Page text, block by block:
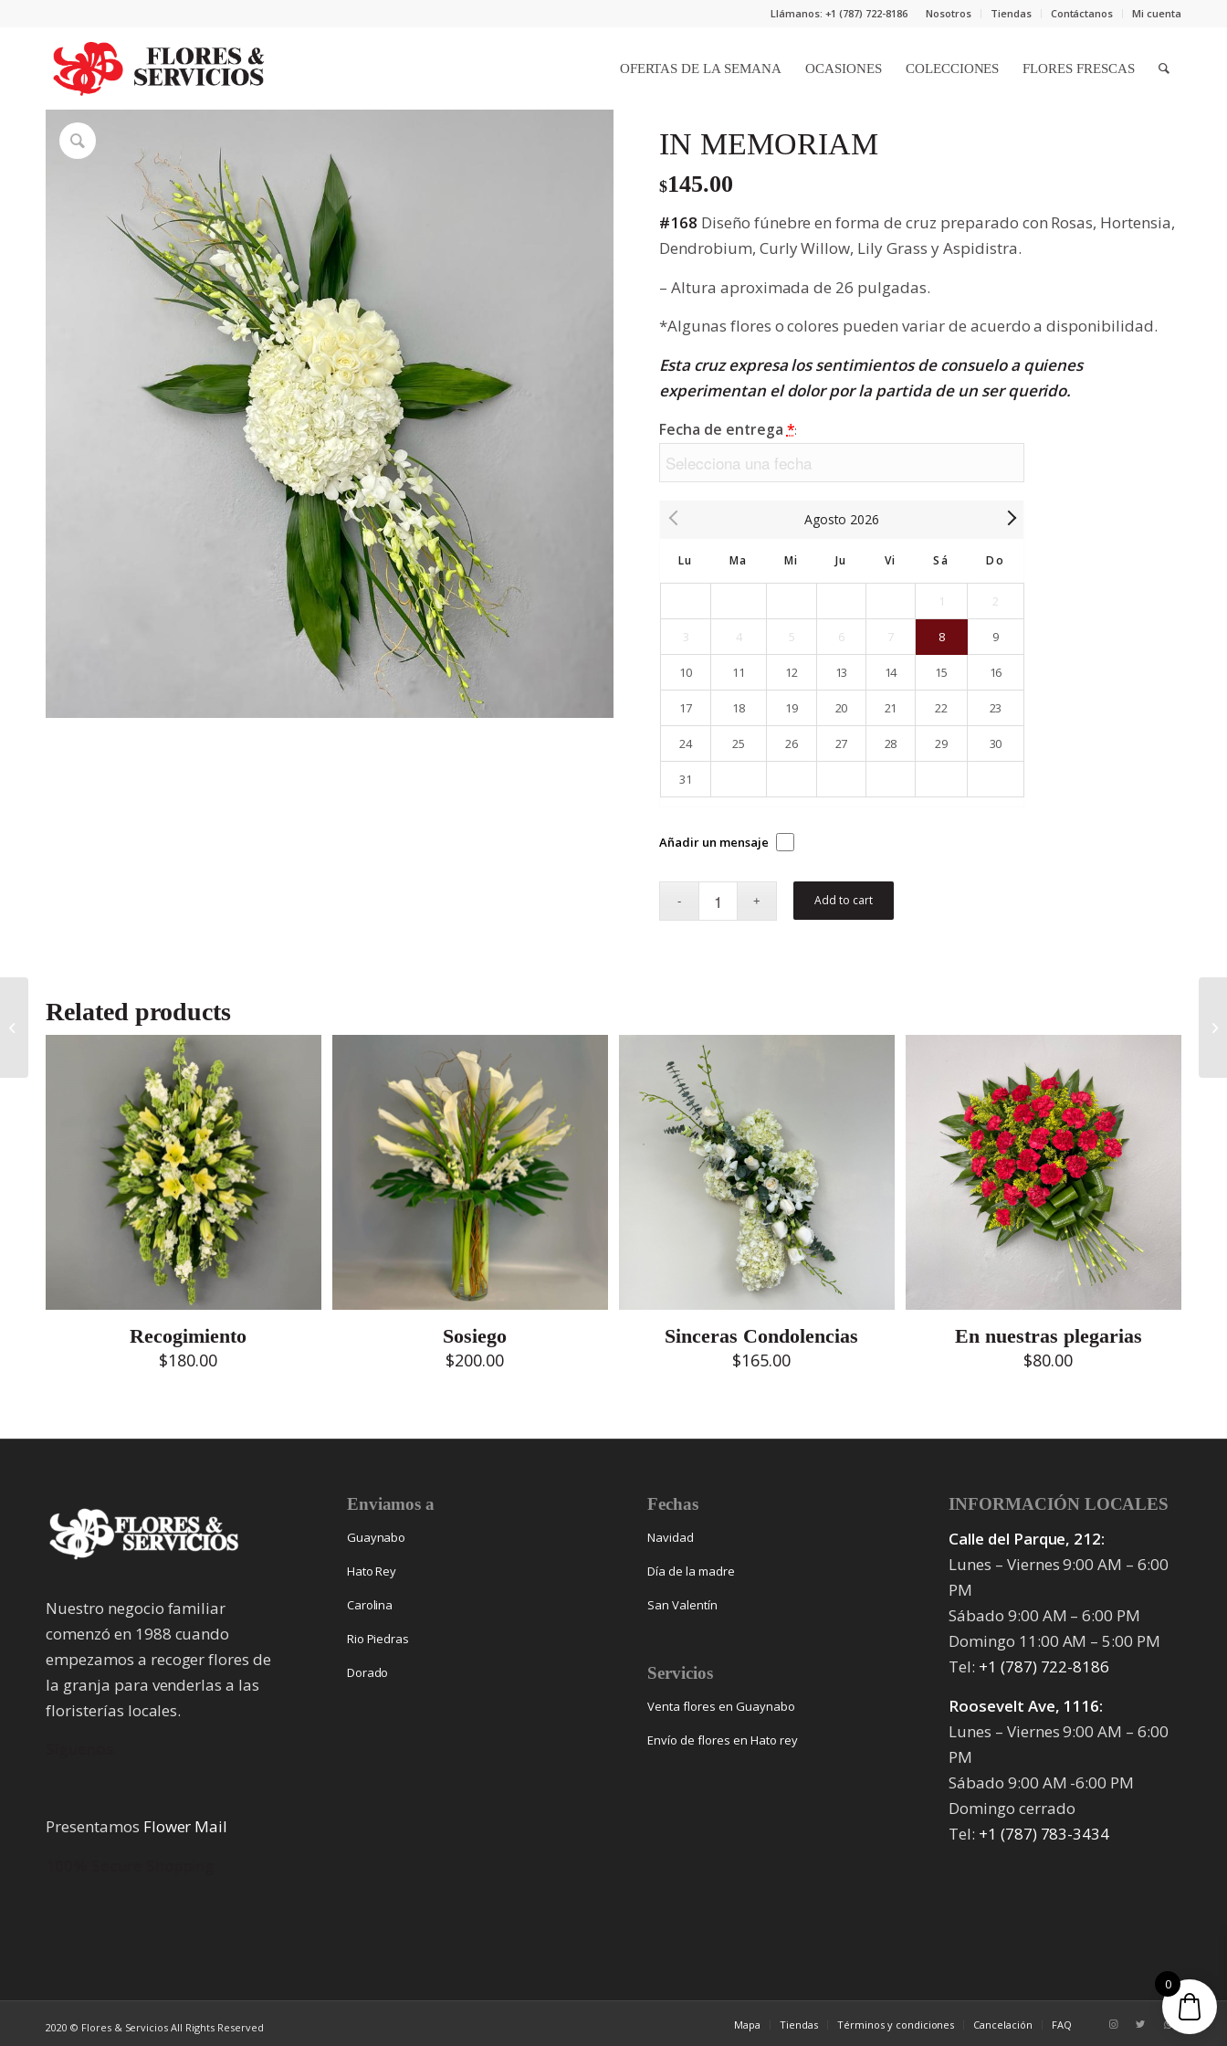
Nosotros Tiendas Contáctanos Mi cuenta
Llámanos: +1 (787) 722-8186
OFERTAS DE LA SEMANA OCASIONES COLECCIONES FLORES FRESCAS
IN MEMORIAM
$145.00
#168 Diseño fúnebre en forma de cruz preparado con Rosas, Hortensia,
Dendrobium, Curly Willow, Lily Grass y Aspidistra.
– Altura aproximada de 26 pulgadas.
*Algunas flores o colores pueden variar de acuerdo a disponibilidad.
Esta cruz expresa los sentimientos de consuelo a quienes
experimentan el dolor por la partida de un ser querido.
Fecha de entrega *:
Agosto 2026
Lu Ma Mi Ju Vi Sá Do
1 2
3 4 5 6 7 8 9
10 11 12 13 14 15 16
17 18 19 20 21 22 23
24 25 26 27 28 29 30
31
Añadir un mensaje
Add to cart
Related products
Recogimiento
$180.00
Sosiego
$200.00
Sinceras Condolencias
$165.00
En nuestras plegarias
$80.00
Nuestro negocio familiar
comenzó en 1988 cuando
empezamos a recoger flores de
la granja para venderlas a las
floristerías locales.
Presentamos Flower Mail
Enviamos a
Guaynabo
Hato Rey
Carolina
Rio Piedras
Dorado
Fechas
Navidad
Día de la madre
San Valentín
Servicios
Venta flores en Guaynabo
Envío de flores en Hato rey
INFORMACIÓN LOCALES
Calle del Parque, 212:
Lunes – Viernes 9:00 AM – 6:00
PM
Sábado 9:00 AM – 6:00 PM
Domingo 11:00 AM – 5:00 PM
Tel: +1 (787) 722-8186
Roosevelt Ave, 1116:
Lunes – Viernes 9:00 AM – 6:00
PM
Sábado 9:00 AM -6:00 PM
Domingo cerrado
Tel: +1 (787) 783-3434
2020 © Flores & Servicios All Rights Reserved Mapa Tiendas Términos y condiciones Cancelación FAQ
Lamentamos Tu
Partida
0